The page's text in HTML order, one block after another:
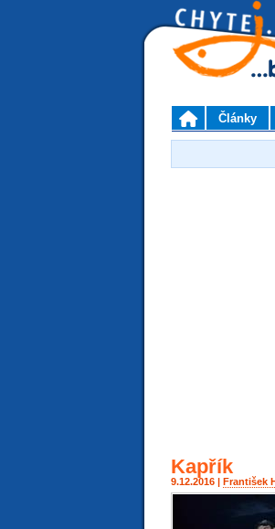
Články
Kapřík
9.12.2016 | František